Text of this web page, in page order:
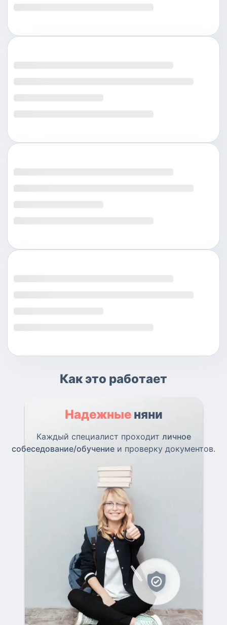
Как это работает
Надежные няни
Каждый специалист проходит личное
собеседование/обучение и проверку документов.